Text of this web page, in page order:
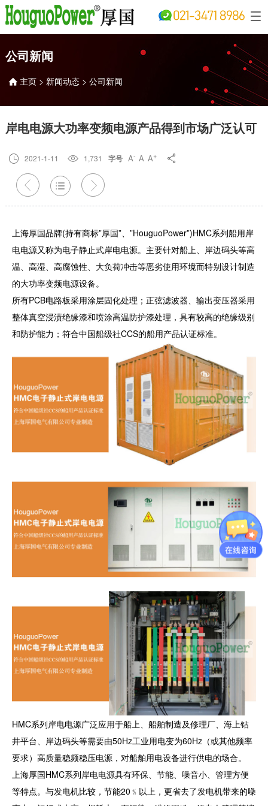
公司新闻
 主页 > 新闻动态 >公司新闻
岸电电源大功率变频电源产品得到市场广泛认可
 2021-1-11  1,731 字号 A- A A+ 
  
上海厚国品牌(持有商标”厚国”、”HouguoPower”)HMC系列船用岸
电电源又称为电子静止式岸电电源。主要针对船上、岸边码头等高
温、高湿、高腐蚀性、大负荷冲击等恶劣使用环境而特别设计制造
的大功率变频电源设备。
所有PCB电路板采用涂层固化处理；正弦滤波器、输出变压器采用
整体真空浸渍绝缘漆和喷涂高温防护漆处理，具有较高的绝缘级别
和防护能力；符合中国船级社CCS的船用产品认证标准。
HMC系列岸电电源广泛应用于船上、船舶制造及修理厂、海上钻
井平台、岸边码头等需要由50Hz工业用电变为60Hz（或其他频率
要求）高质量稳频稳压电源，对船舶用电设备进行供电的场合。
上海厚国HMC系列岸电电源具有环保、节能、噪音小、管理方便
等特点。与发电机比较，节能20﹪以上，更省去了发电机带来的噪